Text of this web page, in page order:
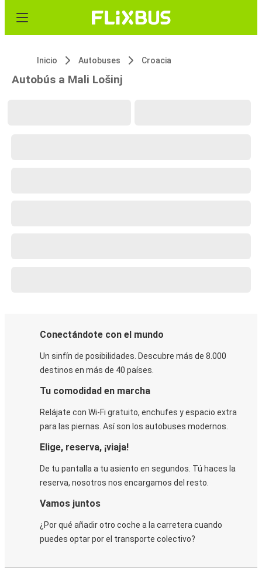
Inicio Autobuses Croacia
Autobús a Mali Lošinj
Conectándote con el mundo
Un sinfín de posibilidades. Descubre más de 8.000
destinos en más de 40 países.
Tu comodidad en marcha
Relájate con Wi-Fi gratuito, enchufes y espacio extra
para las piernas. Así son los autobuses modernos.
Elige, reserva, ¡viaja!
De tu pantalla a tu asiento en segundos. Tú haces la
reserva, nosotros nos encargamos del resto.
Vamos juntos
¿Por qué añadir otro coche a la carretera cuando
puedes optar por el transporte colectivo?